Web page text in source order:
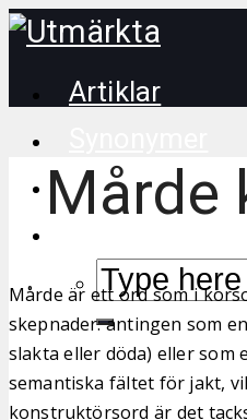
Artiklar
Korsordstips
Mårde
Mårde är ett ord som i
skepnader: antingen som
slakta eller döda) eller som
semantiska fältet för jakt,
konstruktörsord är det